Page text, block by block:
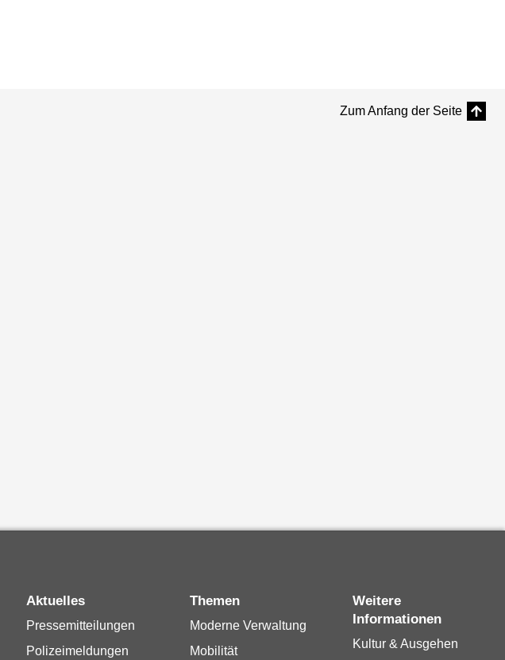
Zum Anfang der Seite
Aktuelles
Pressemitteilungen
Polizeimeldungen
Themen
Moderne Verwaltung
Mobilität
Weitere
Informationen
Kultur & Ausgehen